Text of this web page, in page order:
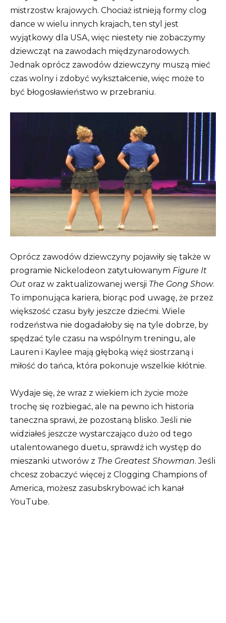
mistrzostw krajowych. Chociaż istnieją formy clog
dance w wielu innych krajach, ten styl jest
wyjątkowy dla USA, więc niestety nie zobaczymy
dziewcząt na zawodach międzynarodowych.
Jednak oprócz zawodów dziewczyny muszą mieć
czas wolny i zdobyć wykształcenie, więc może to
być błogosławieństwo w przebraniu.
Oprócz zawodów dziewczyny pojawiły się także w
programie Nickelodeon zatytułowanym Figure It
Out oraz w zaktualizowanej wersji The Gong Show.
To imponująca kariera, biorąc pod uwagę, że przez
większość czasu były jeszcze dziećmi. Wiele
rodzeństwa nie dogadałoby się na tyle dobrze, by
spędzać tyle czasu na wspólnym treningu, ale
Lauren i Kaylee mają głęboką więź siostrzaną i
miłość do tańca, która pokonuje wszelkie kłótnie.
Wydaje się, że wraz z wiekiem ich życie może
trochę się rozbiegać, ale na pewno ich historia
taneczna sprawi, że pozostaną blisko. Jeśli nie
widziałeś jeszcze wystarczająco dużo od tego
utalentowanego duetu, sprawdź ich występ do
mieszanki utworów z The Greatest Showman. Jeśli
chcesz zobaczyć więcej z Clogging Champions of
America, możesz zasubskrybować ich kanał
YouTube.